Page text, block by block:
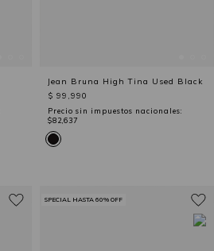
Jean Bruna High Tina Used Black
$ 99,990
Precio sin impuestos nacionales:
$82,637
SPECIAL HASTA 60% OFF